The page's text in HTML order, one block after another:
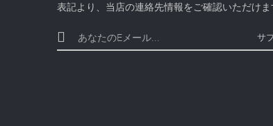
表記より、当店の連絡先情報をご確認いただけま
サ